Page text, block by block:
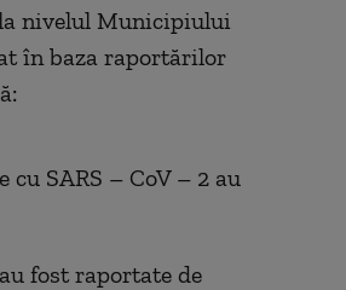
nivelul Municipiului
în baza raportărilor
cu SARS – CoV – 2 au
fost raportate de